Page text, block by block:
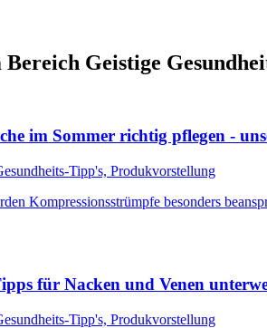
Geistige
im Sommer richtig pflegen -
Tipp's, Produkvorstellung
Kompressionsstrümpfe besonders
für Nacken und Venen
Tipp's, Produkvorstellung